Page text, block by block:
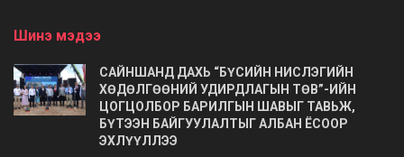
Шинэ мэдээ
САЙНШАНД ДАХЬ “БҮСИЙН НИСЛЭГИЙН
ХӨДӨЛГӨӨНИЙ УДИРДЛАГЫН ТӨВ”-ИЙН
ЦОГЦОЛБОР БАРИЛГЫН ШАВЫГ ТАВЬЖ,
БҮТЭЭН БАЙГУУЛАЛТЫГ АЛБАН ЁСООР
ЭХЛҮҮЛЛЭЭ